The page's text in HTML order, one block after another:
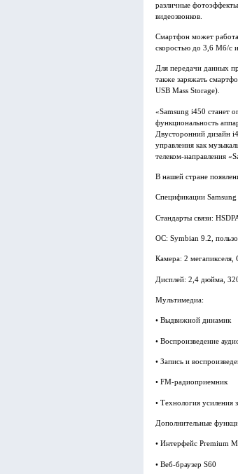
различные
видеозвонков.
Смартфон может
скоростью до 3,6 Мб/с и
Для передачи данных
также заряжать
USB Mass Storage).
«Samsung i450 станет
функциональность
Двусторонний дизайн
управления как
телеком-направления
В нашей стране
Спецификации
Стандарты связи:
ОС: Symbian 9.2,
Камера: 2 мегапикселя,
Дисплей: 2,4 дюйма,
Мультимедиа:
• Выдвижной динамик
• Воспроизведение
• Запись и
• FM-радиоприемник
• Технология усиления
Дополнительные
• Интерфейс Premium
• Веб-браузер S60